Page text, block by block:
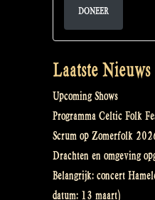
DONEER
Laatste Nieuws
Upcoming Shows
Programma Celtic Folk
Scrum op Zomerfolk
Drachten en omgeving
Belangrijk: concert
datum: 13 maart)